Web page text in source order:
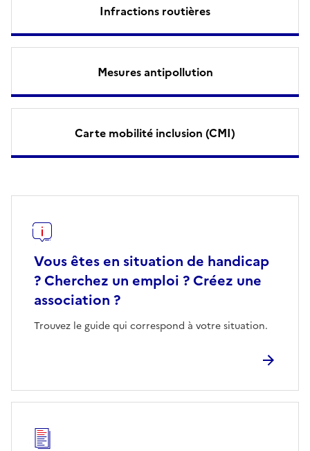
Infractions routières
Mesures antipollution
Carte mobilité inclusion (CMI)
Vous êtes en situation de handicap
? Cherchez un emploi ? Créez une
association ?
Trouvez le guide qui correspond à votre situation.